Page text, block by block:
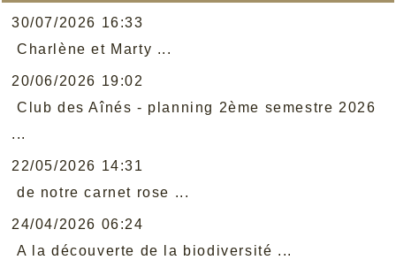
30/07/2026 16:33
Charlène et Marty ...
20/06/2026 19:02
Club des Aînés - planning 2ème semestre 2026
...
22/05/2026 14:31
de notre carnet rose ...
24/04/2026 06:24
A la découverte de la biodiversité ...